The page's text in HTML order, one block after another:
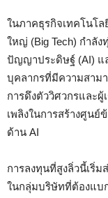
ในภาคธุรกิจเทคโนโล
ใหญ่ (Big Tech) กำลั
ปัญญาประดิษฐ์ (AI) แ
บุคลากรที่มีความสาม
การดึงตัววิศวกรและผู้
เพลิงในการสร้างศูนย์
ด้าน AI
การลงทุนที่สูงลิ่วนี้เริ่ม
ในกลุ่มบริษัทที่ต้องแบ